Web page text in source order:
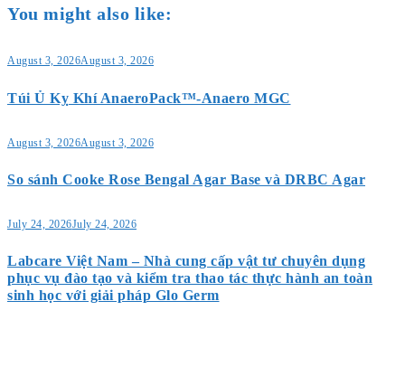
You might also like:
August 3, 2026August 3, 2026
Túi Ủ Kỵ Khí AnaeroPack™-Anaero MGC
August 3, 2026August 3, 2026
So sánh Cooke Rose Bengal Agar Base và DRBC Agar
July 24, 2026July 24, 2026
Labcare Việt Nam – Nhà cung cấp vật tư chuyên dụng
phục vụ đào tạo và kiểm tra thao tác thực hành an toàn
sinh học với giải pháp Glo Germ